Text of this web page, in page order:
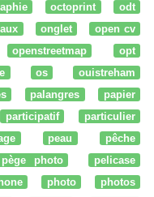
octoprint
odt
onglet
open cv
openstreetmap
opt
os
ouistreham
palangres
papier
participatif
particulier
peau
pêche
pège photo
pelicase
photo
photos